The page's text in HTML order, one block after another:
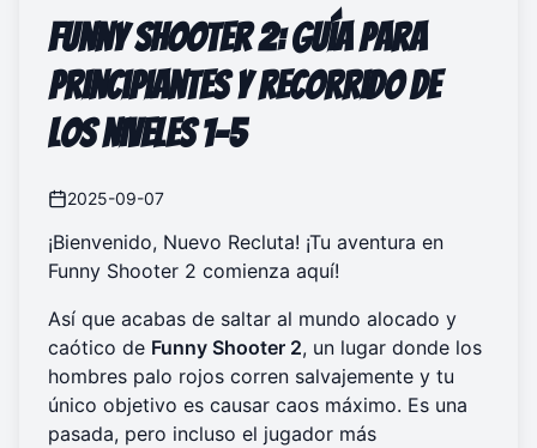
Funny Shooter 2: Guía para
principiantes y recorrido de
los niveles 1-5
2025-09-07
¡Bienvenido, Nuevo Recluta! ¡Tu aventura en
Funny Shooter 2 comienza aquí!
Así que acabas de saltar al mundo alocado y
caótico de Funny Shooter 2, un lugar donde los
hombres palo rojos corren salvajemente y tu
único objetivo es causar caos máximo. Es una
pasada, pero incluso el jugador más